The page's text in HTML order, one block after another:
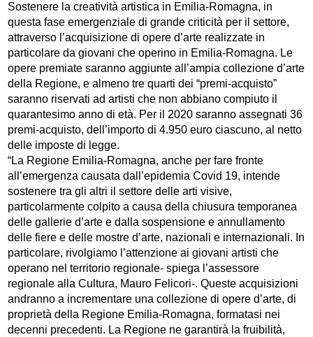
Sostenere la creatività artistica in Emilia-Romagna, in
questa fase emergenziale di grande criticità per il settore,
attraverso l’acquisizione di opere d’arte realizzate in
particolare da giovani che operino in Emilia-Romagna. Le
opere premiate saranno aggiunte all’ampia collezione d’arte
della Regione, e almeno tre quarti dei “premi-acquisto”
saranno riservati ad artisti che non abbiano compiuto il
quarantesimo anno di età. Per il 2020 saranno assegnati 36
premi-acquisto, dell’importo di 4.950 euro ciascuno, al netto
delle imposte di legge.
“La Regione Emilia-Romagna, anche per fare fronte
all’emergenza causata dall’epidemia Covid 19, intende
sostenere tra gli altri il settore delle arti visive,
particolarmente colpito a causa della chiusura temporanea
delle gallerie d’arte e dalla sospensione e annullamento
delle fiere e delle mostre d’arte, nazionali e internazionali. In
particolare, rivolgiamo l’attenzione ai giovani artisti che
operano nel territorio regionale- spiega l’assessore
regionale alla Cultura, Mauro Felicori-. Queste acquisizioni
andranno a incrementare una collezione di opere d’arte, di
proprietà della Regione Emilia-Romagna, formatasi nei
decenni precedenti. La Regione ne garantirà la fruibilità,